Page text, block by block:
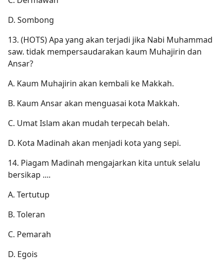
D. Sombong
13. (HOTS) Apa yang akan terjadi jika Nabi Muhammad
saw. tidak mempersaudarakan kaum Muhajirin dan
Ansar?
A. Kaum Muhajirin akan kembali ke Makkah.
B. Kaum Ansar akan menguasai kota Makkah.
C. Umat Islam akan mudah terpecah belah.
D. Kota Madinah akan menjadi kota yang sepi.
14. Piagam Madinah mengajarkan kita untuk selalu
bersikap ....
A. Tertutup
B. Toleran
C. Pemarah
D. Egois